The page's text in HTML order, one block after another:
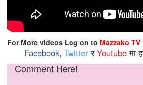
For More videos Log on to Mazzako TV
Facebook, TwitterरYoutubeमा
Comment Here!